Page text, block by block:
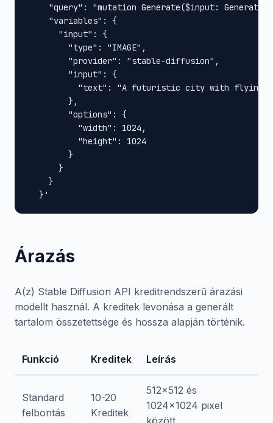
"query": "mutation Generate($input:
    "variables": {
      "input": {
        "type": "IMAGE",
        "provider": "stable-diffusion",
        "input": {
"text": "A futuristic city with flying
        },
        "options": {
          "width": 1024,
          "height": 1024
        }
      }
    }
  }'
Árazás
A(z) Stable Diffusion API kreditrendszerű árazási
modellt használ. A kreditek levonása a generált
tartalom összetettsége és hossza alapján történik.
Funkció Kreditek Leírás
Standard
felbontás
10-20
Kreditek
512x512 és
1024x1024 pixel
között